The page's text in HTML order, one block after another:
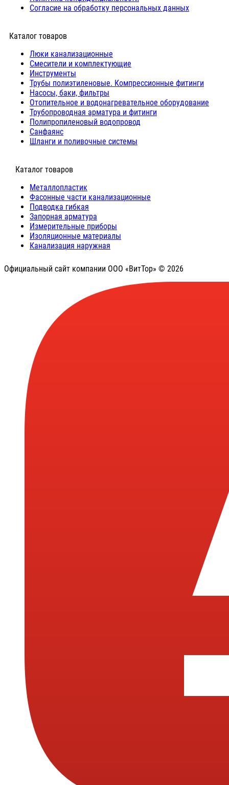
Согласие на обработку персональных данных
Каталог товаров
Люки канализационные
Cмесители и комплектующие
Инструменты
Трубы полиэтиленовые. Компрессионные фитинги
Насосы, баки, фильтры
Отопительное и водонагревательное оборудование
Трубопроводная арматура и фитинги
Полипропиленовый водопровод
Санфаянс
Шланги и поливочные системы
⠀Каталог товаров
Металлопластик
Фасонные части канализационные
Подводка гибкая
Запорная арматура
Измерительные приборы
Изоляционные материалы
Канализация наружная
Официальный сайт компании ООО «ВитТор» © 2026